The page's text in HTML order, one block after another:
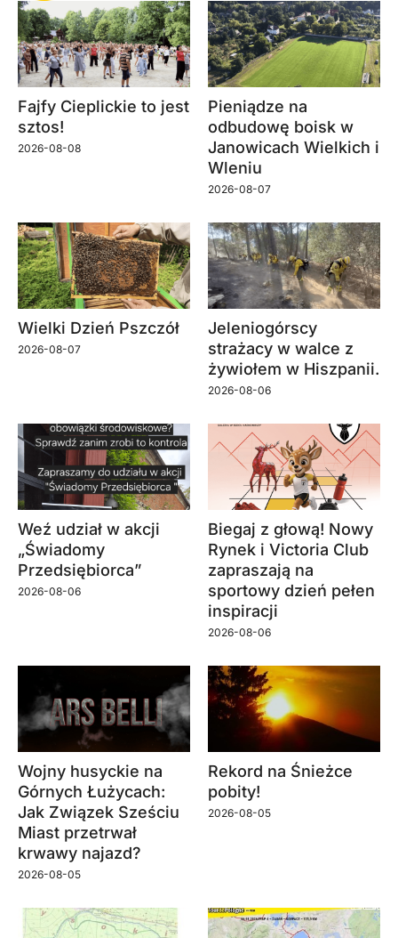
Fajfy Cieplickie to jest
sztos!
2026-08-08
Pieniądze na
odbudowę boisk w
Janowicach Wielkich i
Wleniu
2026-08-07
Wielki Dzień Pszczół
2026-08-07
Jeleniogórscy
strażacy w walce z
żywiołem w Hiszpanii.
2026-08-06
Weź udział w akcji
„Świadomy
Przedsiębiorca”
2026-08-06
Biegaj z głową! Nowy
Rynek i Victoria Club
zapraszają na
sportowy dzień pełen
inspiracji
2026-08-06
Wojny husyckie na
Górnych Łużycach:
Jak Związek Sześciu
Miast przetrwał
krwawy najazd?
2026-08-05
Rekord na Śnieżce
pobity!
2026-08-05